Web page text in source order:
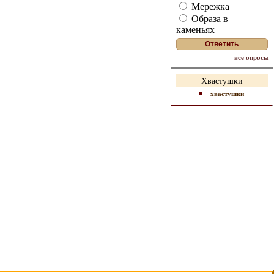
Мережка
Образа в
каменьях
все опросы
Хвастушки
хвастушки